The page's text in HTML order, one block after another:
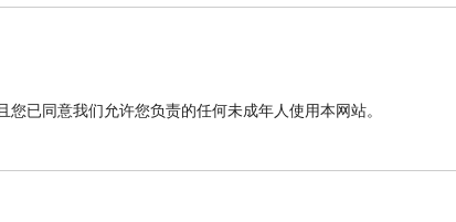
已同意我们允许您负责的任何未成年人使用本网站。